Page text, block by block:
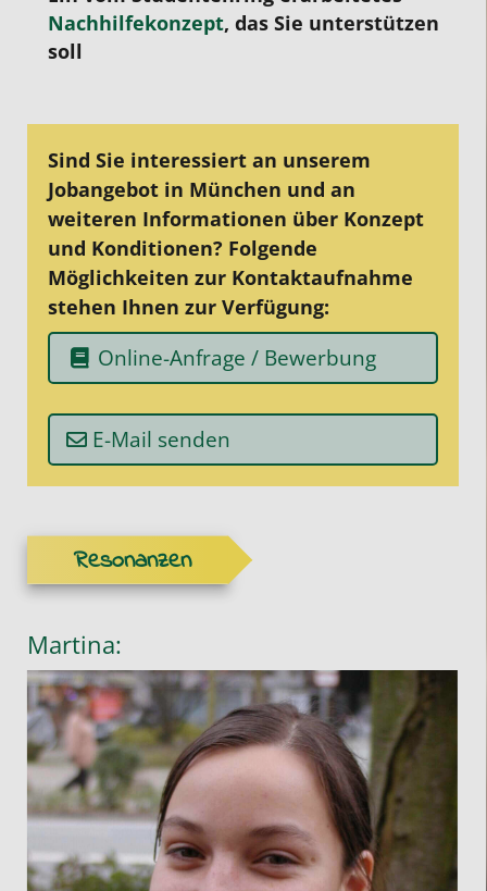
Nachhilfekonzept, das Sie unterstützen
soll
Sind Sie interessiert an unserem
Jobangebot in München und an
weiteren Informationen über Konzept
und Konditionen? Folgende
Möglichkeiten zur Kontaktaufnahme
stehen Ihnen zur Verfügung:
Online-Anfrage / Bewerbung
E-Mail senden
Resonanzen
Martina: